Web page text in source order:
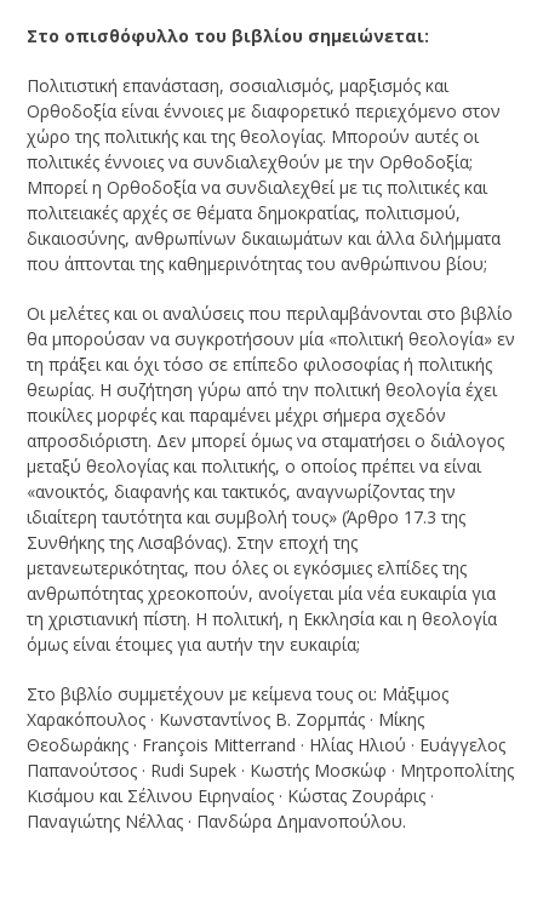
Στο οπισθόφυλλο του βιβλίου σημειώνεται:
Πολιτιστική επανάσταση, σοσιαλισμός, μαρξισμός και
Ορθοδοξία είναι έννοιες με διαφορετικό περιεχόμενο στον
χώρο της πολιτικής και της θεολογίας. Μπορούν αυτές οι
πολιτικές έννοιες να συνδιαλεχθούν με την Ορθοδοξία;
Μπορεί η Ορθοδοξία να συνδιαλεχθεί με τις πολιτικές και
πολιτειακές αρχές σε θέματα δημοκρατίας, πολιτισμού,
δικαιοσύνης, ανθρωπίνων δικαιωμάτων και άλλα διλήμματα
που άπτονται της καθημερινότητας του ανθρώπινου βίου;
Οι μελέτες και οι αναλύσεις που περιλαμβάνονται στο βιβλίο
θα μπορούσαν να συγκροτήσουν μία «πολιτική θεολογία» εν
τη πράξει και όχι τόσο σε επίπεδο φιλοσοφίας ή πολιτικής
θεωρί­ας. Η συζήτηση γύρω από την πολιτική θεολογία έχει
ποικίλες μορφές και παραμένει μέχρι σήμερα σχεδόν
απροσδιόριστη. Δεν μπορεί όμως να σταματήσει ο διάλογος
μεταξύ θεολογίας και πολιτικής, ο οποίος πρέπει να είναι
«ανοικτός, διαφανής και τακτικός, αναγνωρίζοντας την
ιδιαίτερη ταυτότητα και συμ­βολή τους» (Άρθρο 17.3 της
Συνθήκης της Λισαβόνας). Στην επο­χή της
μετανεωτερικότητας, που όλες οι εγκόσμιες ελπίδες της
ανθρωπότητας χρεοκοπούν, ανοίγεται μία νέα ευκαιρία για
τη χριστιανική πίστη. Η πολιτική, η Εκκλησία και η θεολογία
όμως είναι έτοιμες για αυτήν την ευκαιρία;
Στο βιβλίο συμμετέχουν με κείμενα τους οι: Μάξιμος
Χαρακόπουλος · Κωνσταντίνος Β. Ζορμπάς · Μίκης
Θεοδωράκης · François Mitterrand · Ηλίας Ηλιού · Ευάγγελος
Παπανούτσος · Rudi Supek · Κωστής Μοσκώφ · Μητροπολίτης
Κισάμου και Σέλινου Ειρηναίος · Κώστας Ζουράρις ·
Παναγιώτης Νέλλας · Πανδώρα Δημανοπούλου.